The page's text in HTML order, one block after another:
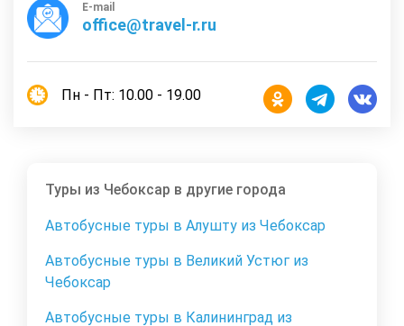
E-mail
office@travel-r.ru
Пн - Пт: 10.00 - 19.00
Туры из Чебоксар в другие города
Автобусные туры в Алушту из Чебоксар
Автобусные туры в Великий Устюг из
Чебоксар
Автобусные туры в Калининград из